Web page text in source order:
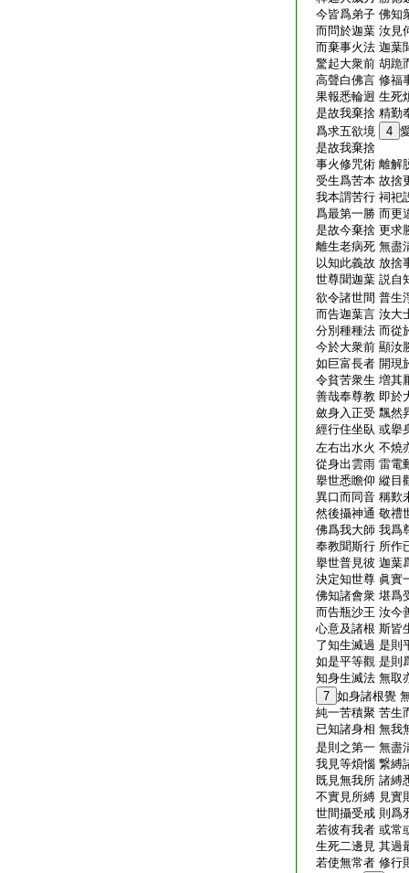
今皆爲弟子 佛知
而問於迦葉 汝見
而棄事火法 迦葉
驚起大衆前 胡跪
高聲白佛言 修福
果報悉輪迥 生死
是故我棄捨 精勤
爲求五欲境
4
是故我棄捨
事火修咒術 離解
受生爲苦本 故捨
我本謂苦行 祠祀
爲最第一勝 而更
是故今棄捨 更求
離生老病死 無盡
以知此義故 放捨
世尊聞迦葉 説自
欲令諸世間 普生
而告迦葉言 汝大
分別種種法 而從
今於大衆前 顯汝
如巨富長者 開現
令貧苦衆生 増其
善哉奉尊教 即於
斂身入正受 飄然
經行住坐臥 或擧
左右出水火 不燒
從身出雲雨 雷電
擧世悉瞻仰 縱目
異口而同音 稱歎
然後攝神通 敬禮
佛爲我大師 我爲
奉教聞斯行 所作
擧世普見彼 迦葉
決定知世尊 眞實
佛知諸會衆 堪爲
而告瓶沙王 汝今
心意及諸根 斯皆
了知生滅過 是則
如是平等觀 是則
知身生滅法 無取
7 如身諸根覺
純一苦積聚 苦生
已知諸身相 無我
是則之第一 無盡
我見等煩惱 繋縛
既見無我所 諸縛
不實見所縛 見實
世間攝受戒 則爲
若彼有我者 或常
生死二邊見 其過
若使無常者 修行